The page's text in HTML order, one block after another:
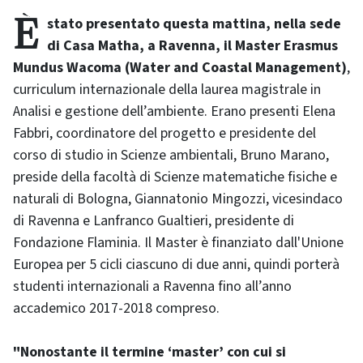
È stato presentato questa mattina, nella sede di Casa Matha, a Ravenna, il Master Erasmus
Mundus Wacoma (Water and Coastal Management),
curriculum internazionale della laurea magistrale in
Analisi e gestione dell’ambiente. Erano presenti Elena
Fabbri, coordinatore del progetto e presidente del
corso di studio in Scienze ambientali, Bruno Marano,
preside della facoltà di Scienze matematiche fisiche e
naturali di Bologna, Giannatonio Mingozzi, vicesindaco
di Ravenna e Lanfranco Gualtieri, presidente di
Fondazione Flaminia. Il Master è finanziato dall'Unione
Europea per 5 cicli ciascuno di due anni, quindi porterà
studenti internazionali a Ravenna fino all’anno
accademico 2017-2018 compreso.
"Nonostante il termine ‘master’ con cui si